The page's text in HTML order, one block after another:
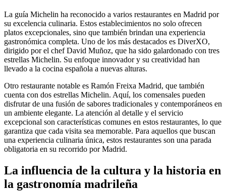
La guía Michelin ha reconocido a varios restaurantes en Madrid por
su excelencia culinaria. Estos establecimientos no solo ofrecen
platos excepcionales, sino que también brindan una experiencia
gastronómica completa. Uno de los más destacados es DiverXO,
dirigido por el chef David Muñoz, que ha sido galardonado con tres
estrellas Michelin. Su enfoque innovador y su creatividad han
llevado a la cocina española a nuevas alturas.
Otro restaurante notable es Ramón Freixa Madrid, que también
cuenta con dos estrellas Michelin. Aquí, los comensales pueden
disfrutar de una fusión de sabores tradicionales y contemporáneos en
un ambiente elegante. La atención al detalle y el servicio
excepcional son características comunes en estos restaurantes, lo que
garantiza que cada visita sea memorable. Para aquellos que buscan
una experiencia culinaria única, estos restaurantes son una parada
obligatoria en su recorrido por Madrid.
La influencia de la cultura y la historia en
la gastronomía madrileña